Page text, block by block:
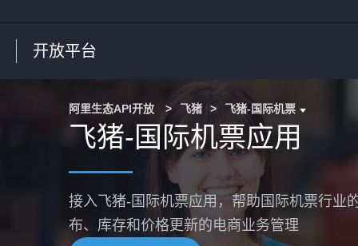
开放平台
阿里生态API开放 > 飞猪 > 飞猪-国际机票
飞猪-国际机票应用
接入飞猪-国际机票应用，帮助国际机票行业
布、库存和价格更新的电商业务管理